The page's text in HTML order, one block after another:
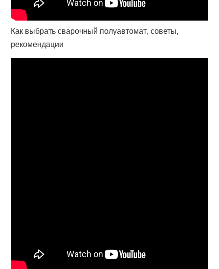
Как выбрать сварочный полуавтомат, советы,
рекомендации